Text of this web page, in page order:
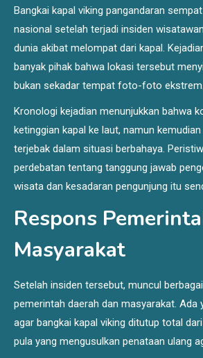
Bangkai kapal viking pangandaran
nasional setelah terjadi insiden
dunia akibat melompat dari kapal.
banyak pihak bahwa lokasi tersebut
bukan sekadar tempat foto-foto ekstrem.
Kronologi kejadian menunjukkan bahwa
ketinggian kapal ke laut, namun
terjebak dalam situasi berbahaya.
perdebatan tentang tanggung jawab
wisata dan kesadaran pengunjung itu
Respons
Masyarakat
Setelah insiden tersebut, muncul
pemerintah daerah dan masyarakat. Ada
agar bangkai kapal viking ditutup total
pula yang mengusulkan penataan ulang